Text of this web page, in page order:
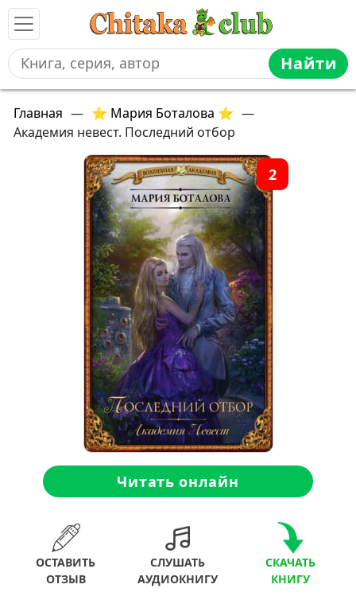
Найти
Главная — ⭐ Мария Боталова ⭐ —
Академия невест. Последний отбор
2
Читать онлайн
ОСТАВИТЬ
ОТЗЫВ
СЛУШАТЬ
АУДИОКНИГУ
СКАЧАТЬ
КНИГУ